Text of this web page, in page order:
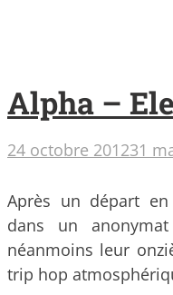
Alpha –
24 octobre 201231
Après un départ
dans un
néanmoins leur
trip hop